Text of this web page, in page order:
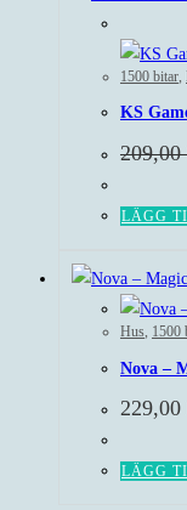
1500 bitar
KS
209,00
LÄGG
Hus, 1500
Nova –
229,00
LÄGG